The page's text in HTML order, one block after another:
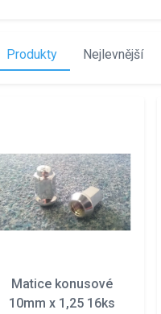
Produkty Nejlevnější
Matice konusové
10mm x 1,25 16ks